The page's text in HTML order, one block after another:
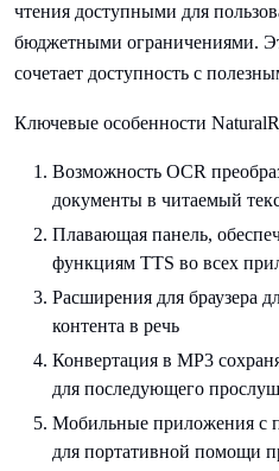
чтения доступными для
бюджетными ограничениями.
сочетает доступность с
Ключевые особенности
Возможность OCR
документы в читаемый
Плавающая панель,
функциям TTS во всех
Расширения для браузера
контента в речь
Конвертация в MP3
для последующего
Мобильные приложения с
для портативной помощи